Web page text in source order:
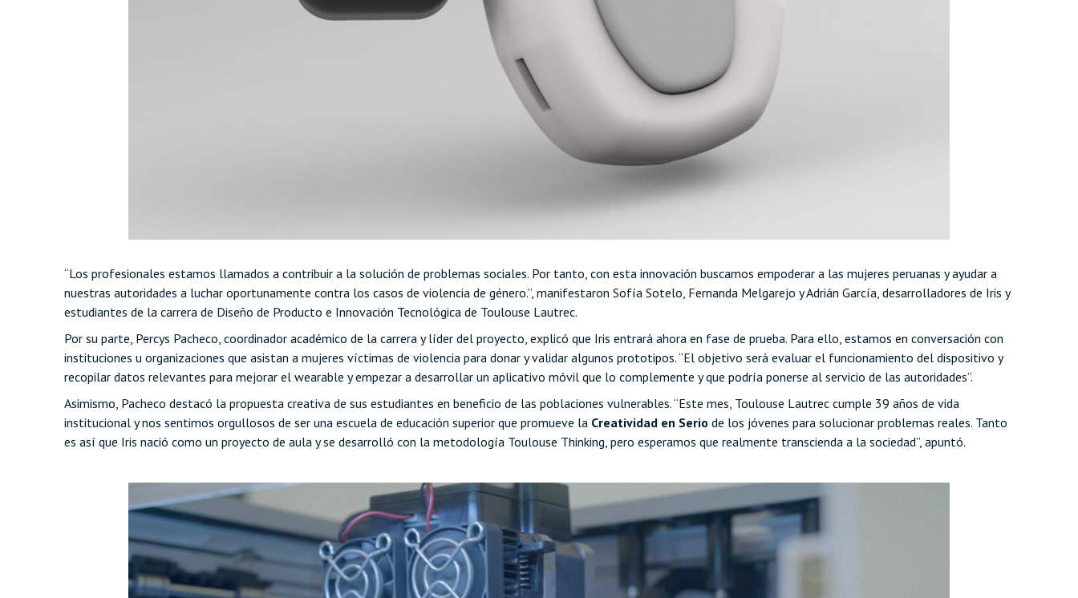
“Los profesionales estamos llamados a contribuir a la solución de problemas sociales. Por tanto, con esta innovación buscamos empoderar a las mujeres peruanas y ayudar a
nuestras autoridades a luchar oportunamente contra los casos de violencia de género.”, manifestaron Sofía Sotelo, Fernanda Melgarejo y Adrián García, desarrolladores de Iris y
estudiantes de la carrera de Diseño de Producto e Innovación Tecnológica de Toulouse Lautrec.
Por su parte, Percys Pacheco, coordinador académico de la carrera y líder del proyecto, explicó que Iris entrará ahora en fase de prueba. Para ello, estamos en conversación con
instituciones u organizaciones que asistan a mujeres víctimas de violencia para donar y validar algunos prototipos. “El objetivo será evaluar el funcionamiento del dispositivo y
recopilar datos relevantes para mejorar el wearable y empezar a desarrollar un aplicativo móvil que lo complemente y que podría ponerse al servicio de las autoridades”.
Asimismo, Pacheco destacó la propuesta creativa de sus estudiantes en beneficio de las poblaciones vulnerables. “Este mes, Toulouse Lautrec cumple 39 años de vida
institucional y nos sentimos orgullosos de ser una escuela de educación superior que promueve la Creatividad en Serio de los jóvenes para solucionar problemas reales. Tanto
es así que Iris nació como un proyecto de aula y se desarrolló con la metodología Toulouse Thinking, pero esperamos que realmente transcienda a la sociedad”, apuntó.